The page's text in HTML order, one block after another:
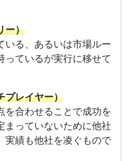
ー）
いる、あるいは市場ルー
っているが実行に移せて
プレイヤー）
を合わせることで成功を
まっていないために他社
実績も他社を凌ぐもので